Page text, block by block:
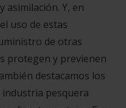
asimilación. Y, en
uso de estas
de otras
protegen y previenen
destacamos los
pesquera